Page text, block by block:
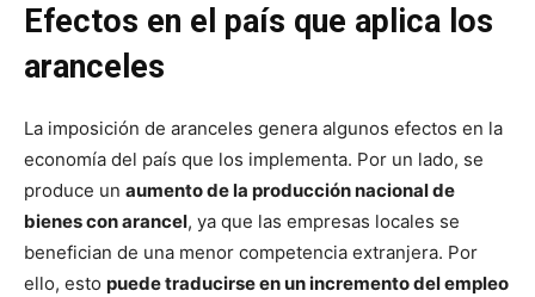
Efectos en el país que aplica los
aranceles
La imposición de aranceles genera algunos efectos en la
economía del país que los implementa. Por un lado, se
produce un aumento de la producción nacional de
bienes con arancel, ya que las empresas locales se
benefician de una menor competencia extranjera. Por
ello, esto puede traducirse en un incremento del empleo